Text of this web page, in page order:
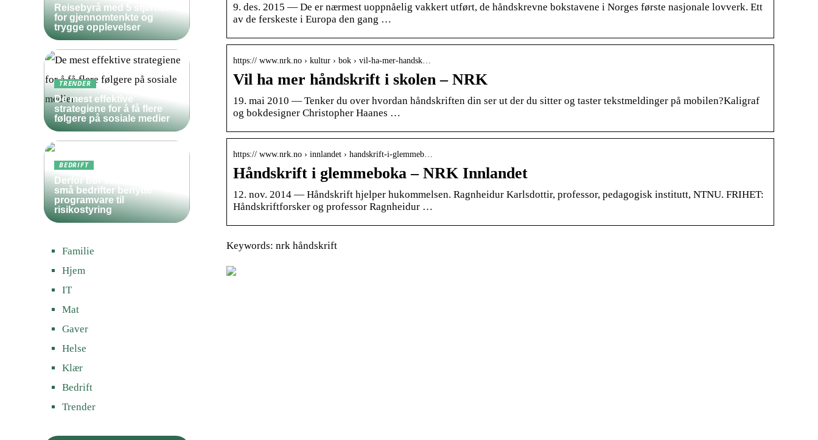
9. des. 2015 — De er nærmest uoppnåelig vakkert utført, de håndskrevne bokstavene i Norges første nasjonale lovverk. Ett
av de ferskeste i Europa den gang …
https:// www.nrk.no › kultur › bok › vil-ha-mer-handsk…
Vil ha mer håndskrift i skolen – NRK
19. mai 2010 — Tenker du over hvordan håndskriften din ser ut der du sitter og taster tekstmeldinger på mobilen?Kaligraf
og bokdesigner Christopher Haanes …
https:// www.nrk.no › innlandet › handskrift-i-glemmeb…
Håndskrift i glemmeboka – NRK Innlandet
12. nov. 2014 — Håndskrift hjelper hukommelsen. Ragnheidur Karlsdottir, professor, pedagogisk institutt, NTNU. FRIHET:
Håndskriftforsker og professor Ragnheidur …
Keywords: nrk håndskrift
Reisebyrå med 5 stjerner
for gjennomtenkte og
trygge opplevelser
TRENDER
De mest effektive
strategiene for å få flere
følgere på sosiale medier
BEDRIFT
Derfor bør både store og
små bedrifter benytte
programvare til
risikostyring
Familie
Hjem
IT
Mat
Gaver
Helse
Klær
Bedrift
Trender